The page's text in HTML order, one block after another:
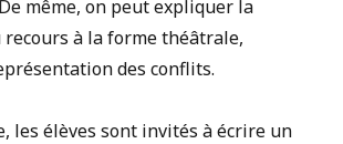
même, on peut expliquer la
à la forme théâtrale,
des conflits.
les élèves sont invités à écrire un